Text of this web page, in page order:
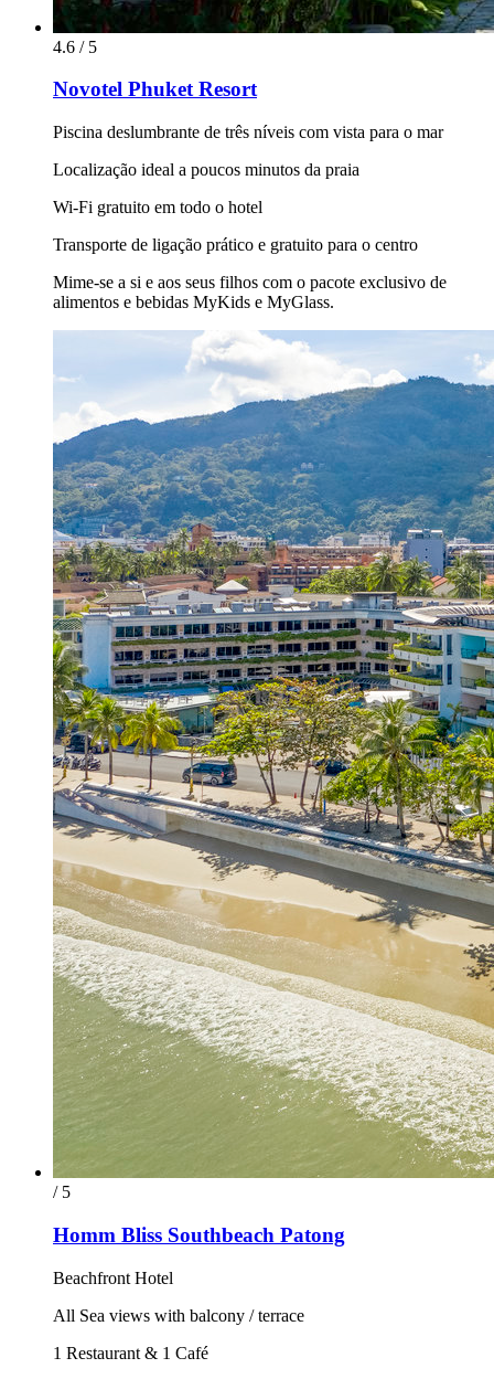
4.6 / 5
Novotel Phuket Resort
Piscina deslumbrante de três níveis com vista para o mar
Localização ideal a poucos minutos da praia
Wi-Fi gratuito em todo o hotel
Transporte de ligação prático e gratuito para o centro
Mime-se a si e aos seus filhos com o pacote exclusivo de
alimentos e bebidas MyKids e MyGlass.
/ 5
Homm Bliss Southbeach Patong
Beachfront Hotel
All Sea views with balcony / terrace
1 Restaurant & 1 Café